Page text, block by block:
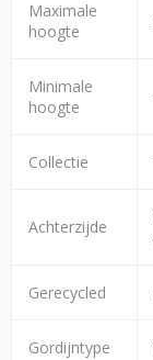
Maximale
hoogte
Minimale
hoogte
Collectie
Achterzijde
Gerecycled
Gordijntype